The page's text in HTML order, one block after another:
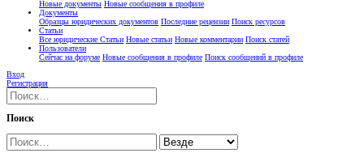
Новые документы Новые сообщения в профиле
Документы
Образцы юридических документов Последние рецензии Поиск ресурсов
Статьи
Все юридические Статьи Новые статьи Новые комментарии Поиск статей
Пользователи
Сейчас на форуме Новые сообщения в профиле Поиск сообщений в профиле
Вход
Регистрация
Поиск